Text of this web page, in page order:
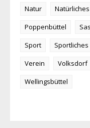
Natur
Natürliches
Poppenbüttel
Sport
Sportliches
Verein
Volksdorf
Wellingsbüttel